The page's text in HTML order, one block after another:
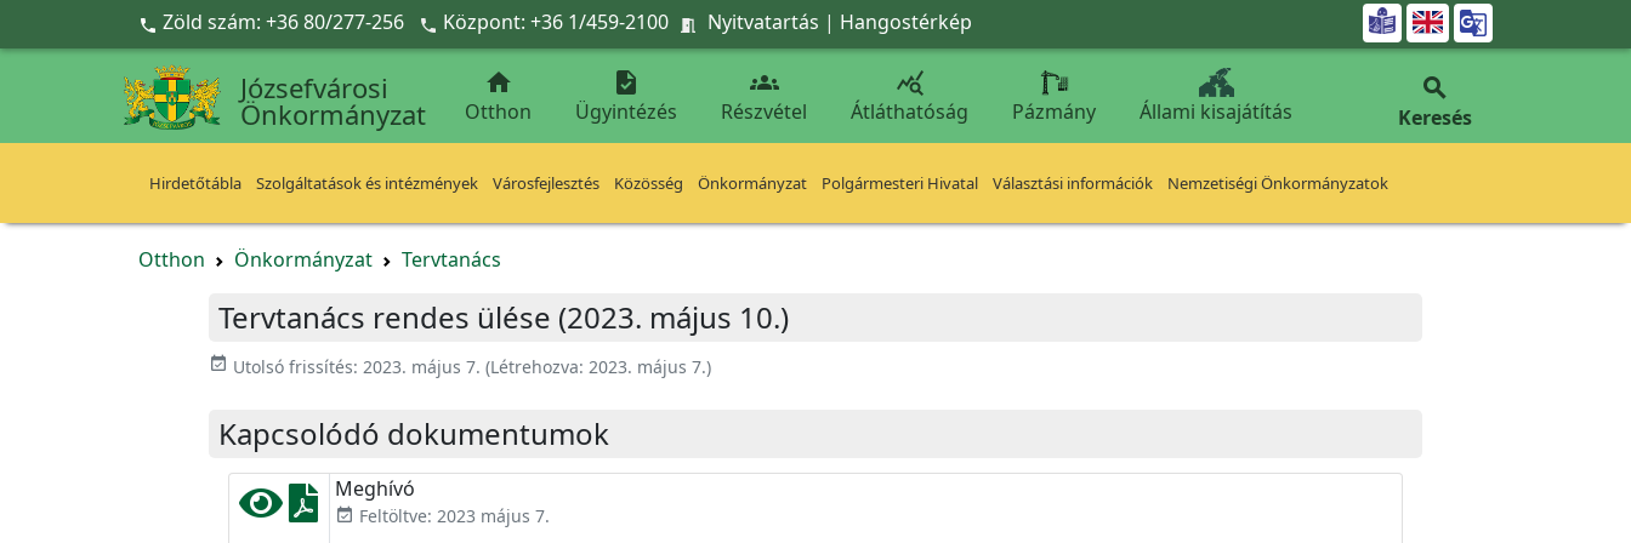
Ugrás a fő tartalomra
 Zöld szám: +36 80/277-256  Központ: +36 1/459-2100  Nyitvatartás | Hangostérkép 
Józsefvárosi
Önkormányzat

Otthon

Ügyintézés

Részvétel

Átláthatóság Pázmány Állami kisajátítás

Keresés
Hirdetőtábla Szolgáltatások és intézmények Városfejlesztés Közösség Önkormányzat Polgármesteri Hivatal Választási információk Nemzetiségi Önkormányzatok
Otthon Önkormányzat Tervtanács
Tervtanács rendes ülése (2023. május 10.)
event_available Utolsó frissítés: 2023. május 7. (Létrehozva: 2023. május 7.)
Kapcsolódó dokumentumok
Meghívó
event_available Feltöltve: 2023 május 7.